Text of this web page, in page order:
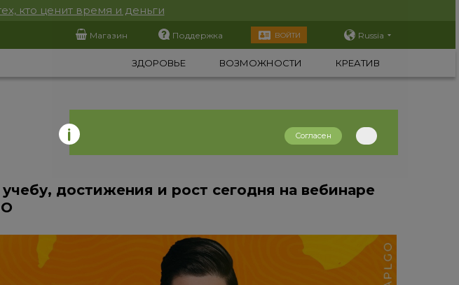
кто ценит время и деньги
Магазин Поддержка ВОЙТИ Russia
ЗДОРОВЬЕ ВОЗМОЖНОСТИ КРЕАТИВ
достижения и рост сегодня на вебинаре
Согласен